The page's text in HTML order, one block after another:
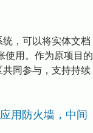
，可以将实体文档
使用。作为原项目的
同参与，支持持续
用防火墙，中间